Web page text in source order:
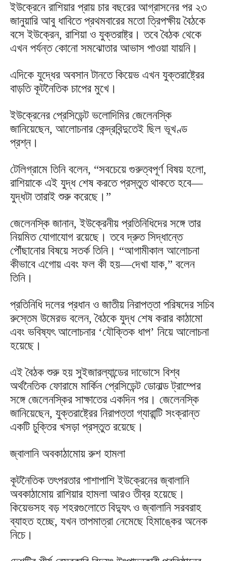
ইউক্রেনে রাশিয়ার প্রায় চার বছরের আগ্রাসনের পর ২৩
জানুয়ারি আবু ধাবিতে প্রথমবারের মতো ত্রিপক্ষীয় বৈঠকে
বসে ইউক্রেন, রাশিয়া ও যুক্তরাষ্ট্র। তবে বৈঠক থেকে
এখন পর্যন্ত কোনো সমঝোতার আভাস পাওয়া যায়নি।
এদিকে যুদ্ধের অবসান টানতে কিয়েভ এখন যুক্তরাষ্ট্রের
বাড়তি কূটনৈতিক চাপের মুখে।
ইউক্রেনের প্রেসিডেন্ট ভলোদিমির জেলেনস্কি
জানিয়েছেন, আলোচনার কেন্দ্রবিন্দুতেই ছিল ভূখণ্ড
প্রশ্ন।
টেলিগ্রামে তিনি বলেন, “সবচেয়ে গুরুত্বপূর্ণ বিষয় হলো,
রাশিয়াকে এই যুদ্ধ শেষ করতে প্রস্তুত থাকতে হবে—
যুদ্ধটা তারাই শুরু করেছে।”
জেলেনস্কি জানান, ইউক্রেনীয় প্রতিনিধিদের সঙ্গে তার
নিয়মিত যোগাযোগ রয়েছে। তবে দ্রুত সিদ্ধান্তে
পৌঁছানোর বিষয়ে সতর্ক তিনি। “আগামীকাল আলোচনা
কীভাবে এগোয় এবং ফল কী হয়—দেখা যাক,” বলেন
তিনি।
প্রতিনিধি দলের প্রধান ও জাতীয় নিরাপত্তা পরিষদের সচিব
রুস্তেম উমেরভ বলেন, বৈঠকে যুদ্ধ শেষ করার কাঠামো
এবং ভবিষ্যৎ আলোচনার ‘যৌক্তিক ধাপ’ নিয়ে আলোচনা
হয়েছে।
এই বৈঠক শুরু হয় সুইজারল্যান্ডের দাভোসে বিশ্ব
অর্থনৈতিক ফোরামে মার্কিন প্রেসিডেন্ট ডোনাল্ড ট্রাম্পের
সঙ্গে জেলেনস্কির সাক্ষাতের একদিন পর। জেলেনস্কি
জানিয়েছেন, যুক্তরাষ্ট্রের নিরাপত্তা গ্যারান্টি সংক্রান্ত
একটি চুক্তির খসড়া প্রস্তুত রয়েছে।
জ্বালানি অবকাঠামোয় রুশ হামলা
কূটনৈতিক তৎপরতার পাশাপাশি ইউক্রেনের জ্বালানি
অবকাঠামোয় রাশিয়ার হামলা আরও তীব্র হয়েছে।
কিয়েভসহ বড় শহরগুলোতে বিদ্যুৎ ও জ্বালানি সরবরাহ
ব্যাহত হচ্ছে, যখন তাপমাত্রা নেমেছে হিমাঙ্কের অনেক
নিচে।